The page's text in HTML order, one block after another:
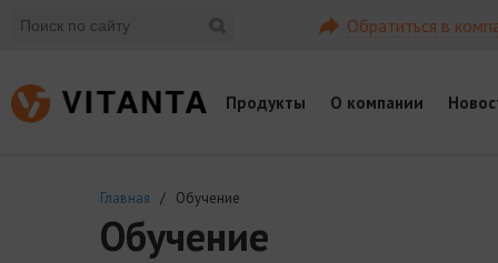
Обратиться в
Продукты О компании
Главная / Обучение
Обучение